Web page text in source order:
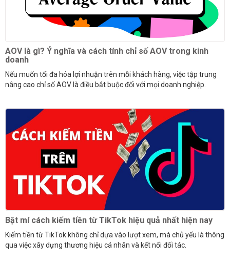
AOV là gì? Ý nghĩa và cách tính chỉ số AOV trong kinh
doanh
Nếu muốn tối đa hóa lợi nhuận trên mỗi khách hàng, việc tập trung
nâng cao chỉ số AOV là điều bắt buộc đối với mọi doanh nghiệp.
Bật mí cách kiếm tiền từ TikTok hiệu quả nhất hiện nay
Kiếm tiền từ TikTok không chỉ dựa vào lượt xem, mà chủ yếu là thông
qua việc xây dựng thương hiệu cá nhân và kết nối đối tác.